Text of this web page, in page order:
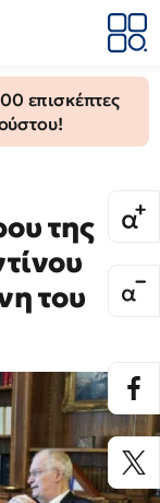
επισκέπτες
της
του